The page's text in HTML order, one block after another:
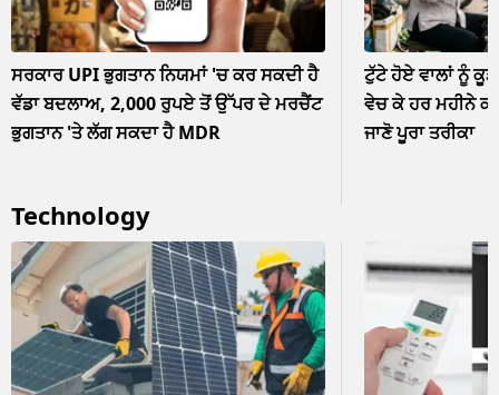
ਸਰਕਾਰ UPI ਭੁਗਤਾਨ ਨਿਯਮਾਂ 'ਚ ਕਰ ਸਕਦੀ ਹੈ
ਵੱਡਾ ਬਦਲਾਅ, 2,000 ਰੁਪਏ ਤੋਂ ਉੱਪਰ ਦੇ ਮਰਚੈਂਟ
ਭੁਗਤਾਨ 'ਤੇ ਲੱਗ ਸਕਦਾ ਹੈ MDR
ਟੁੱਟੇ ਹੋਏ ਵਾਲਾਂ ਨੂੰ
ਵੇਚ ਕੇ ਹਰ ਮਹੀਨੇ
ਜਾਣੋ ਪੂਰਾ ਤਰੀਕਾ
Technology